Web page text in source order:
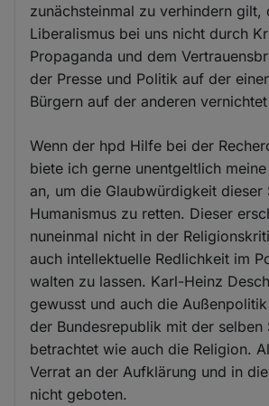
zunächsteinmal zu verhindern gilt,
Liberalismus bei uns nicht durch
Propaganda und dem
der Presse und Politik auf der
Bürgern auf der anderen
Wenn der hpd Hilfe bei der
biete ich gerne unentgeltlich
an, um die Glaubwürdigkeit dieser
Humanismus zu retten. Dieser
nuneinmal nicht in der
auch intellektuelle Redlichkeit im
walten zu lassen. Karl-Heinz
gewusst und auch die
der Bundesrepublik mit der selben
betrachtet wie auch die Religion.
Verrat an der Aufklärung und in
nicht geboten.